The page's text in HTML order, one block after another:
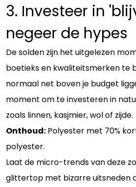
3. Investeer in
negeer de hypes
De solden zijn het uitgelezen
boetieks en kwaliteitsmerken te
normaal net boven je budget
moment om te investeren in
zoals linnen, kasjmier, wol of zijde.
Onthoud: Polyester met 70%
polyester.
Laat de micro-trends van deze
glittertop met bizarre uitsneden